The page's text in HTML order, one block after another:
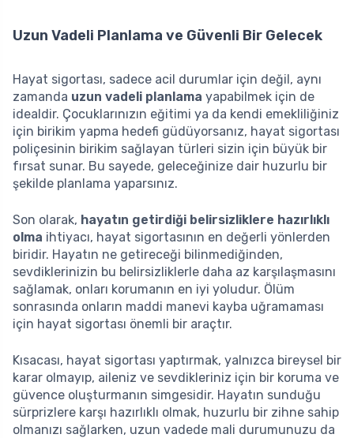
Uzun Vadeli Planlama ve Güvenli Bir Gelecek
Hayat sigortası, sadece acil durumlar için değil, aynı
zamanda uzun vadeli planlama yapabilmek için de
idealdir. Çocuklarınızın eğitimi ya da kendi emekliliğiniz
için birikim yapma hedefi güdüyorsanız, hayat sigortası
poliçesinin birikim sağlayan türleri sizin için büyük bir
fırsat sunar. Bu sayede, geleceğinize dair huzurlu bir
şekilde planlama yaparsınız.
Son olarak, hayatın getirdiği belirsizliklere hazırlıklı
olma ihtiyacı, hayat sigortasının en değerli yönlerden
biridir. Hayatın ne getireceği bilinmediğinden,
sevdiklerinizin bu belirsizliklerle daha az karşılaşmasını
sağlamak, onları korumanın en iyi yoludur. Ölüm
sonrasında onların maddi manevi kayba uğramaması
için hayat sigortası önemli bir araçtır.
Kısacası, hayat sigortası yaptırmak, yalnızca bireysel bir
karar olmayıp, aileniz ve sevdikleriniz için bir koruma ve
güvence oluşturmanın simgesidir. Hayatın sunduğu
sürprizlere karşı hazırlıklı olmak, huzurlu bir zihne sahip
olmanızı sağlarken, uzun vadede mali durumunuzu da